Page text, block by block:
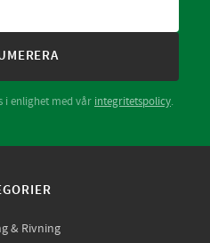
i enlighet med vår integritetspolicy.
& Rivning